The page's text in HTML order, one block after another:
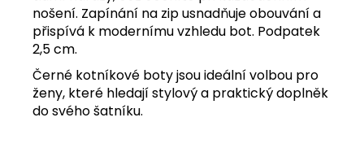
nošení. Zapínání na zip usnadňuje obouvání a
přispívá k modernímu vzhledu bot. Podpatek
2,5 cm.
Černé kotníkové boty jsou ideální volbou pro
ženy, které hledají stylový a praktický doplněk
do svého šatníku.